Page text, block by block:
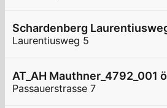
Schardenberg
Laurentiusweg 5
AT_AH Mauthner_4792_001
Passauerstrasse 7